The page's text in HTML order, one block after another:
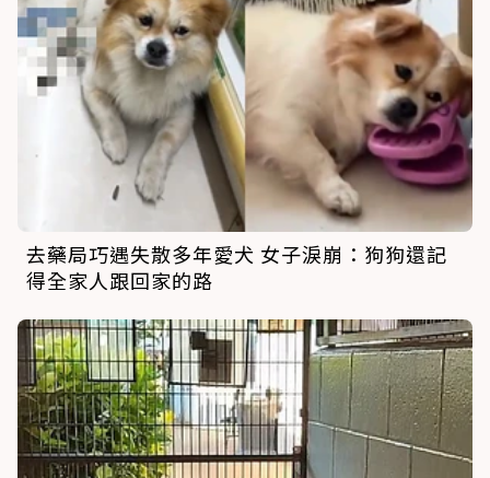
去藥局巧遇失散多年愛犬 女子淚崩：狗狗還記
得全家人跟回家的路